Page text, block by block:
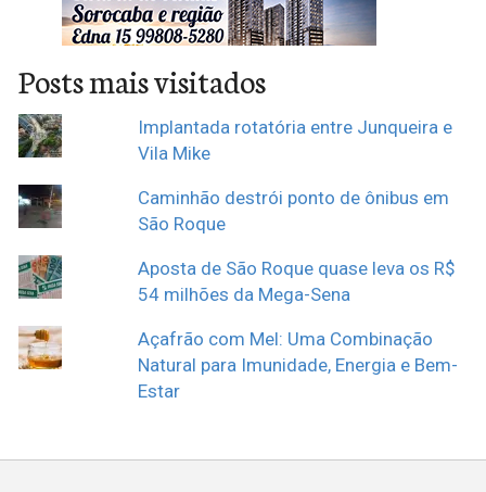
Posts mais visitados
Implantada rotatória entre Junqueira e
Vila Mike
Caminhão destrói ponto de ônibus em
São Roque
Aposta de São Roque quase leva os R$
54 milhões da Mega-Sena
Açafrão com Mel: Uma Combinação
Natural para Imunidade, Energia e Bem-
Estar